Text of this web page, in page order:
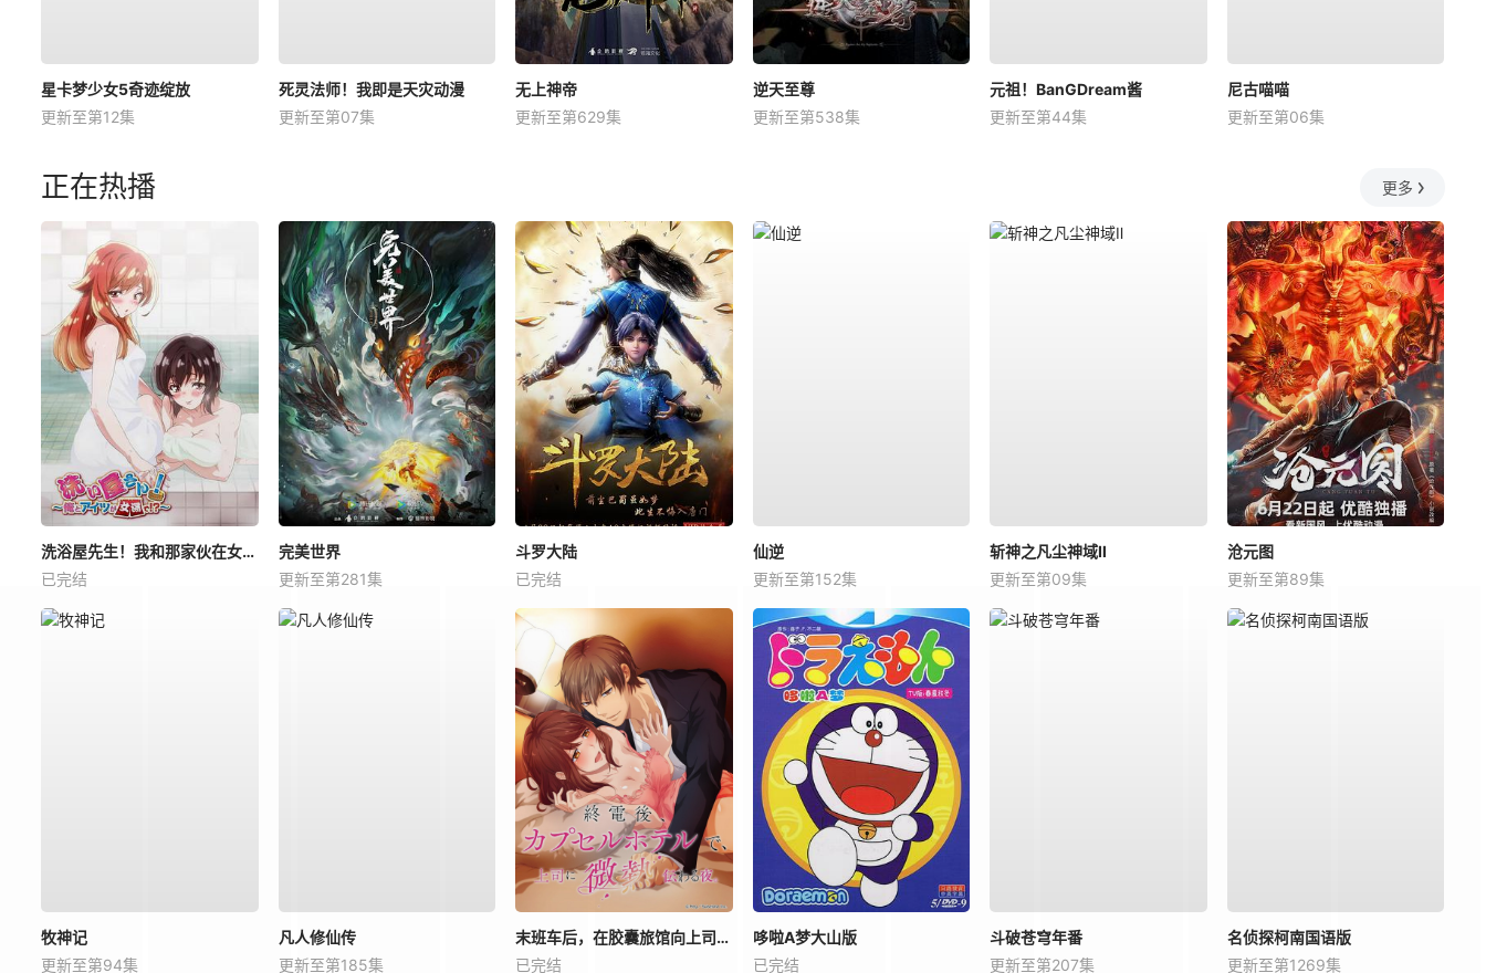
星卡梦少女5奇迹绽放
更新至第12集
死灵法师！我即是天灾动漫
更新至第07集
无上神帝
更新至第629集
逆天至尊
更新至第538集
元祖！BanGDream酱
更新至第44集
尼古喵喵
更新至第06集
正在热播 更多
洗浴屋先生！我和那家伙在女浴池！？
已完结
完美世界
更新至第281集
斗罗大陆
已完结
仙逆
更新至第152集
斩神之凡尘神域Ⅱ
更新至第09集
沧元图
更新至第89集
牧神记
更新至第94集
凡人修仙传
更新至第185集
末班车后，在胶囊旅馆向上司传递微热的夜晚
已完结
哆啦A梦大山版
已完结
斗破苍穹年番
更新至第207集
名侦探柯南国语版
更新至第1269集